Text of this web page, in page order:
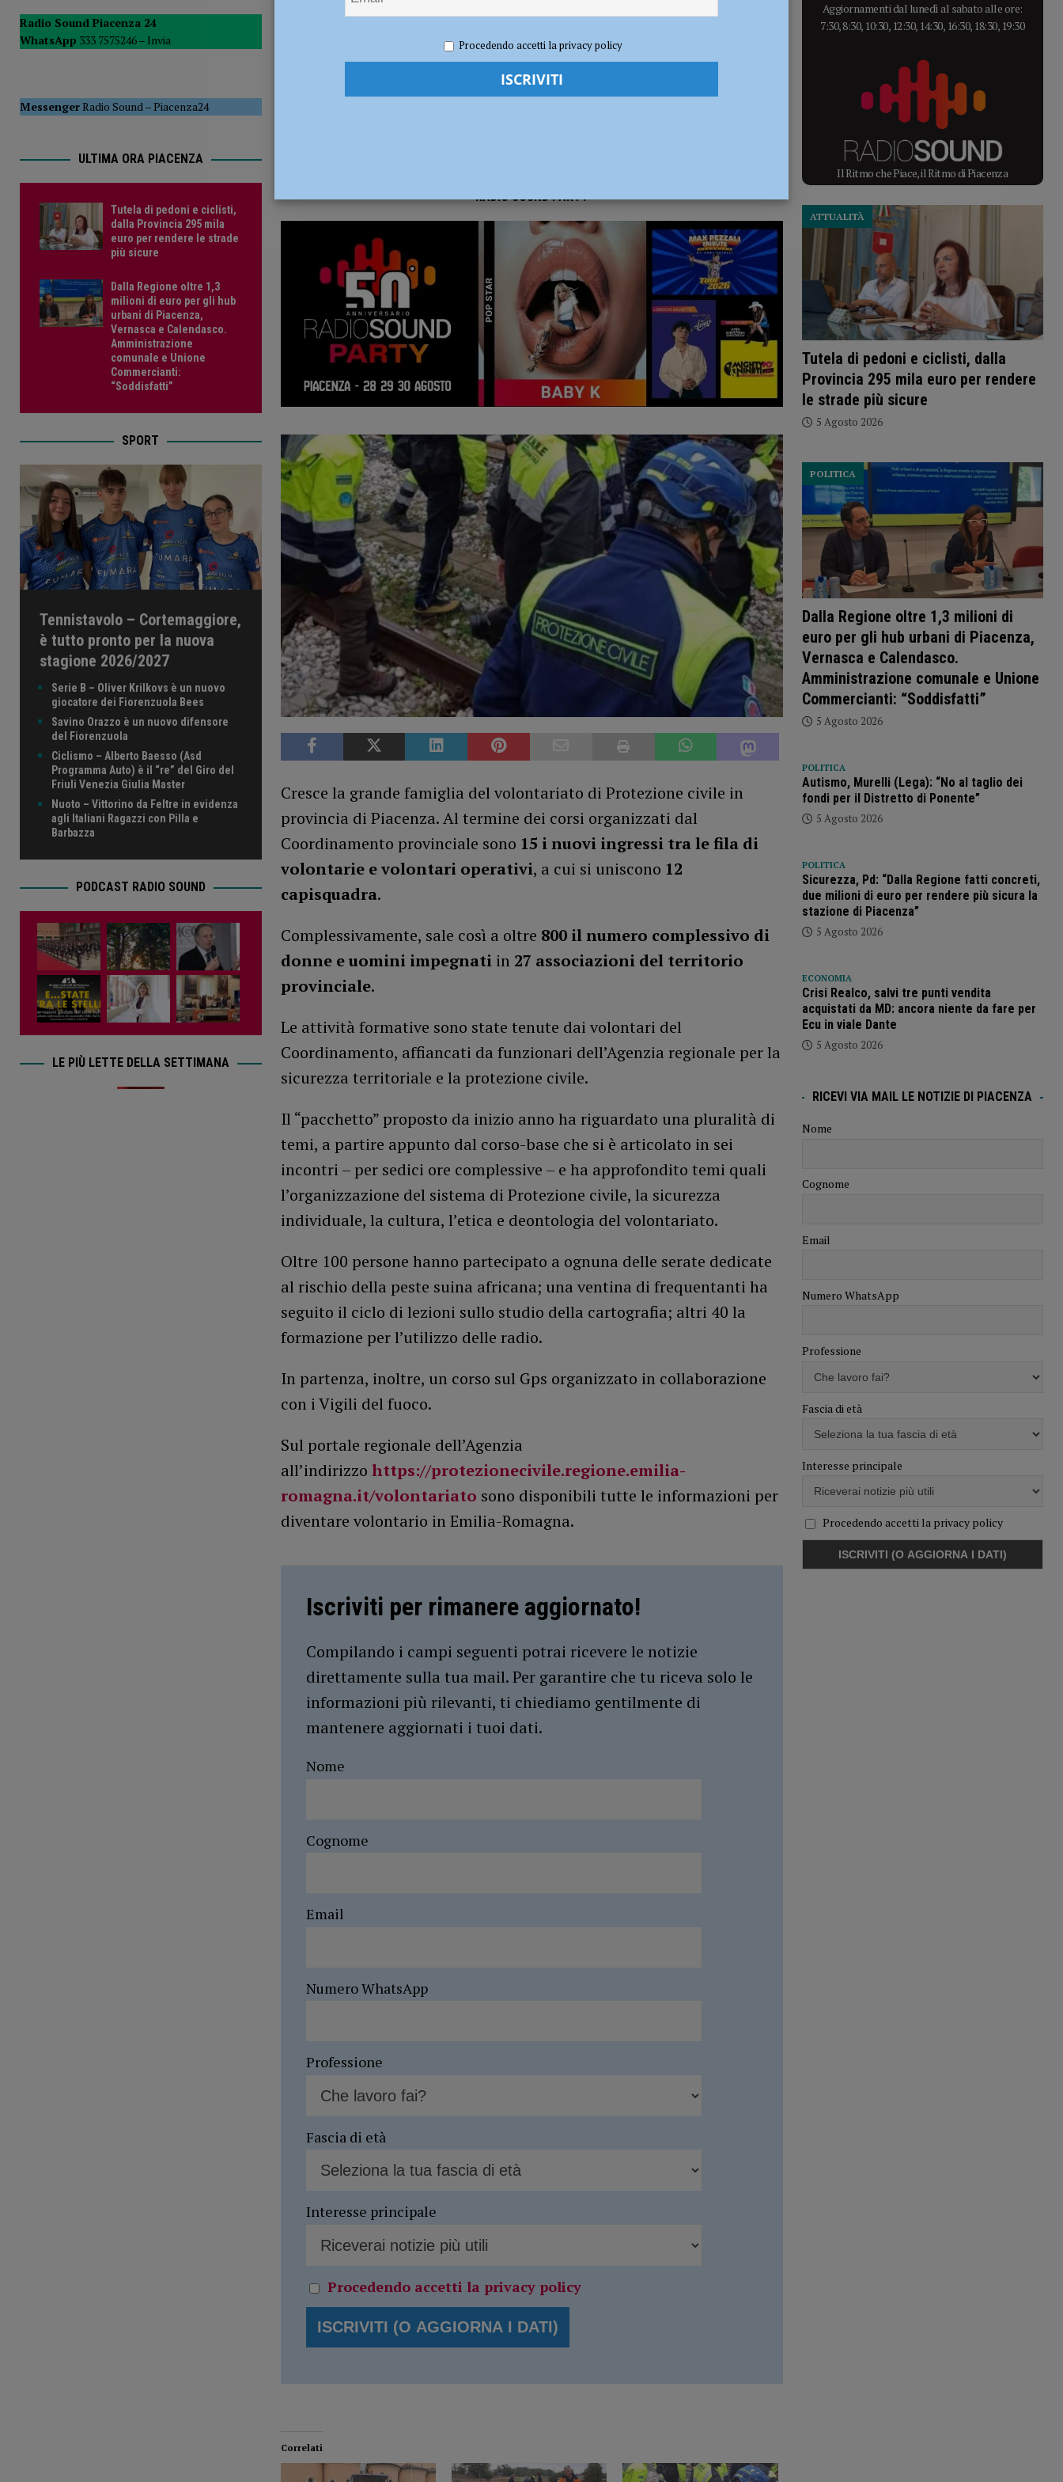
POLITICA
[ 5 Agosto 2026 ] Caldo estremo e asili nido, Tagliaferri (FdI): “Verificare subito la situazione nella provincia di Piacenza”
RADIO SOUND PARTY
Cresce la grande famiglia del volontariato di Protezione civile in
provincia di Piacenza. Al termine dei corsi organizzati dal
Coordinamento provinciale sono 15 i nuovi ingressi tra le fila di
volontarie e volontari operativi, a cui si uniscono 12
capisquadra.
Complessivamente, sale così a oltre 800 il numero complessivo di
donne e uomini impegnati in 27 associazioni del territorio
provinciale.
Le attività formative sono state tenute dai volontari del
Coordinamento, affiancati da funzionari dell’Agenzia regionale per la
sicurezza territoriale e la protezione civile.
Il “pacchetto” proposto da inizio anno ha riguardato una pluralità di
temi, a partire appunto dal corso-base che si è articolato in sei
incontri – per sedici ore complessive – e ha approfondito temi quali
l’organizzazione del sistema di Protezione civile, la sicurezza
individuale, la cultura, l’etica e deontologia del volontariato.
Oltre 100 persone hanno partecipato a ognuna delle serate dedicate
al rischio della peste suina africana; una ventina di frequentanti ha
seguito il ciclo di lezioni sullo studio della cartografia; altri 40 la
formazione per l’utilizzo delle radio.
In partenza, inoltre, un corso sul Gps organizzato in collaborazione
con i Vigili del fuoco.
Sul portale regionale dell’Agenzia
all’indirizzo https://protezionecivile.regione.emilia-
romagna.it/volontariato sono disponibili tutte le informazioni per
diventare volontario in Emilia-Romagna.
Iscriviti per rimanere aggiornato!
Compilando i campi seguenti potrai ricevere le notizie
direttamente sulla tua mail. Per garantire che tu riceva solo le
informazioni più rilevanti, ti chiediamo gentilmente di
mantenere aggiornati i tuoi dati.
Nome
Cognome
Email
Numero WhatsApp
Professione
Fascia di età
Interesse principale
Procedendo accetti la privacy policy
Correlati
Radio Sound Piacenza 24
WhatsApp 333 7575246 – Invia
MessengerRadio Sound–Piacenza24
ULTIMA ORA PIACENZA
Tutela di pedoni e ciclisti,
dalla Provincia 295 mila
euro per rendere le strade
più sicure
Dalla Regione oltre 1,3
milioni di euro per gli hub
urbani di Piacenza,
Vernasca e Calendasco.
Amministrazione
comunale e Unione
Commercianti:
“Soddisfatti”
SPORT
Tennistavolo – Cortemaggiore,
è tutto pronto per la nuova
stagione 2026/2027
Serie B – Oliver Krilkovs è un nuovo
giocatore dei Fiorenzuola Bees
Savino Orazzo è un nuovo difensore
del Fiorenzuola
Ciclismo – Alberto Baesso (Asd
Programma Auto) è il “re” del Giro del
Friuli Venezia Giulia Master
Nuoto – Vittorino da Feltre in evidenza
agli Italiani Ragazzi con Pilla e
Barbazza
PODCAST RADIO SOUND
LE PIÙ LETTE DELLA SETTIMANA
Aggiornamenti dal lunedì al sabato alle ore:
7:30, 8:30, 10:30, 12:30, 14:30, 16:30, 18:30, 19:30
Il Ritmo che Piace, il Ritmo di Piacenza
Tutela di pedoni e ciclisti, dalla
Provincia 295 mila euro per rendere
le strade più sicure
ATTUALITÀ
5 Agosto 2026
Dalla Regione oltre 1,3 milioni di
euro per gli hub urbani di Piacenza,
Vernasca e Calendasco.
Amministrazione comunale e Unione
Commercianti: “Soddisfatti”
POLITICA
5 Agosto 2026
POLITICA
Autismo, Murelli (Lega): “No al taglio dei
fondi per il Distretto di Ponente”
5 Agosto 2026
POLITICA
Sicurezza, Pd: “Dalla Regione fatti concreti,
due milioni di euro per rendere più sicura la
stazione di Piacenza”
5 Agosto 2026
ECONOMIA
Crisi Realco, salvi tre punti vendita
acquistati da MD: ancora niente da fare per
Ecu in viale Dante
5 Agosto 2026
RICEVI VIA MAIL LE NOTIZIE DI PIACENZA
Nome
Cognome
Email
Numero WhatsApp
Professione
Fascia di età
Interesse principale
Procedendo accetti la privacy policy
Procedendo accetti la privacy policy